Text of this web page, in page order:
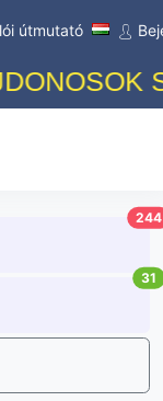
útmutató
244
31